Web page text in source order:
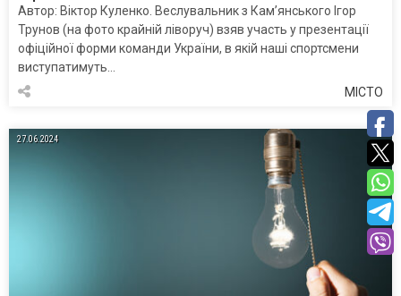
Автор: Віктор Куленко. Веслувальник з Кам’янського Ігор
Трунов (на фото крайній ліворуч) взяв участь у презентації
офіційної форми команди України, в якій наші спортсмени
виступатимуть…
МІСТО
27.06.2024